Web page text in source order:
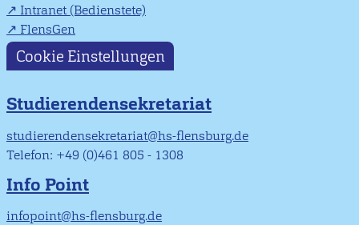
Intranet (Bedienstete)
FlensGen
Cookie Einstellungen
Studierendensekretariat
studierendensekretariat@hs-flensburg.de
Telefon: +49 (0)461 805 - 1308
Info Point
infopoint@hs-flensburg.de